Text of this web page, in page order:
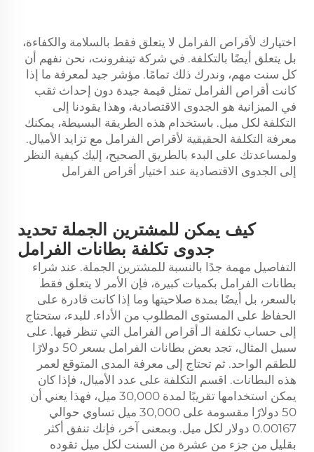
اختيارك لأقراص الفرامل لا يتعلق فقط بالسلامة والكفاءة،
بل يتعلق أيضًا بالتكلفة. في شركة تينفرونت، نحن نفهم أن
كل سنت مهم، وندرك ذلك تمامًا. مؤشر جيد لمعرفة ما إذا
كانت أقراص الفرامل تمثل قيمة جيدة دون إحداث ثقب
في الميزانية هو الجدوى الاقتصادية، وهذا يقودنا إلى
التكلفة لكل ميل. باستخدام هذه الطريقة البسيطة، يمكنك
معرفة التكلفة الحقيقية لأقراص الفرامل مع تزايد الأميال.
ولمساعدتك على البدء بالطريق الصحيح، إليك كيفية النظر
إلى الجدوى الاقتصادية عند اختيار أقراص الفرامل
كيف يمكن للمشترين الجملة تحديد
جدوى تكلفة بطانات الفرامل
التفاصيل مهمة جدًا بالنسبة للمشترين الجملة. عند شراء
بطانات الفرامل بكميات كبيرة، فإن الأمر لا يتعلق فقط
بالسعر، بل أيضًا بمدة صلاحيتها وما إذا كانت قادرة على
الحفاظ على المستوى المطلوب من الأداء. للبدء، ستحتاج
إلى حساب تكلفة الـ أقراص الفرامل التي تنظر فيها. على
سبيل المثال، تجد بعض بطانات الفرامل بسعر 50 دولارًا
للطقم الواحد. ثم تحتاج إلى معرفة المدى المتوقع لعمر
هذه البطانات. اقسم التكلفة على عدد الأميال، فإذا كان
يمكن استخدامها تقريبًا لمدة 30,000 ميل، فهذا يعني أن
50 دولارًا مقسومة على 30,000 ميل تساوي حوالي
0.00167 دولار لكل ميل. وبمعنى آخر، فإنك تنفق أكثر
بقليل من جزء من عشرة من السنت لكل ميل تقوده